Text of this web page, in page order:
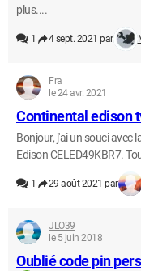
plus....
1 4 sept. 2021 par
Fra
le 24 avr. 2021
Continental edison
Bonjour, j'ai un souci avec
Edison CELED49KBR7.
1 29 août 2021 par
JLO39
le 5 juin 2018
Oublié code pin